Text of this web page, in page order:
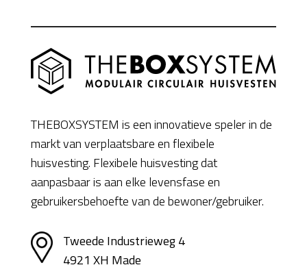
THEBOXSYSTEM is een innovatieve speler in de
markt van verplaatsbare en flexibele
huisvesting. Flexibele huisvesting dat
aanpasbaar is aan elke levensfase en
gebruikersbehoefte van de bewoner/gebruiker.
Tweede Industrieweg 4
4921 XH Made